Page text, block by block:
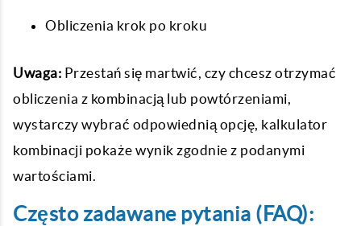
Obliczenia krok po kroku
Uwaga: Przestań się martwić, czy chcesz otrzymać
obliczenia z kombinacją lub powtórzeniami,
wystarczy wybrać odpowiednią opcję, kalkulator
kombinacji pokaże wynik zgodnie z podanymi
wartościami.
Często zadawane pytania (FAQ):